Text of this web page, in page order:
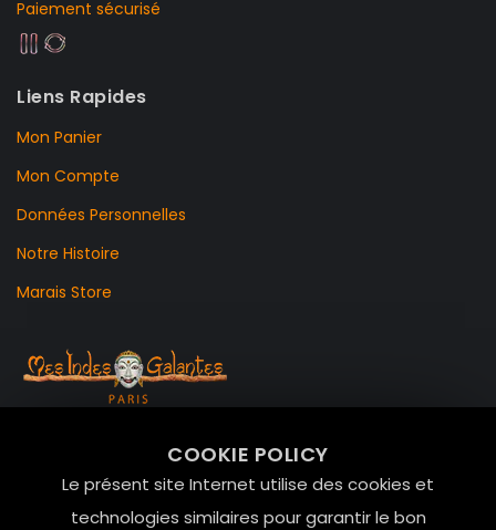
COOKIE POLICY
Le présent site Internet utilise des cookies et
technologies similaires pour garantir le bon
Paiement sécurisé
Liens Rapides
Mon Panier
Mon Compte
Données Personnelles
Notre Histoire
Marais Store
Le Marais, 75004 Paris
contact@mesindesgalantes.com